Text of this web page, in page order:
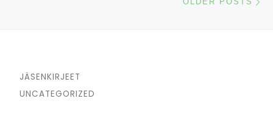
JÄSENKIRJEET
UNCATEGORIZED